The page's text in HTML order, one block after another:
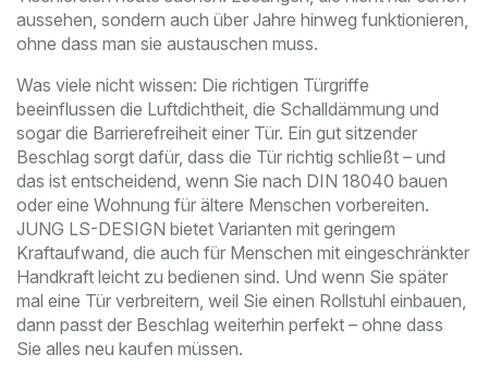
aussehen, sondern auch über Jahre hinweg funktionieren,
ohne dass man sie austauschen muss.
Was viele nicht wissen: Die richtigen Türgriffe
beeinflussen die Luftdichtheit, die Schalldämmung und
sogar die Barrierefreiheit einer Tür. Ein gut sitzender
Beschlag sorgt dafür, dass die Tür richtig schließt – und
das ist entscheidend, wenn Sie nach DIN 18040 bauen
oder eine Wohnung für ältere Menschen vorbereiten.
JUNG LS-DESIGN bietet Varianten mit geringem
Kraftaufwand, die auch für Menschen mit eingeschränkter
Handkraft leicht zu bedienen sind. Und wenn Sie später
mal eine Tür verbreitern, weil Sie einen Rollstuhl einbauen,
dann passt der Beschlag weiterhin perfekt – ohne dass
Sie alles neu kaufen müssen.